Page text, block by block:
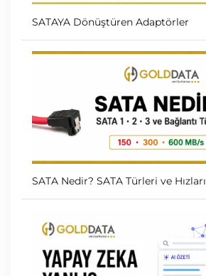
SATAYA Dönüştüren Adaptörler
SATA Nedir? SATA Türleri ve Hızları